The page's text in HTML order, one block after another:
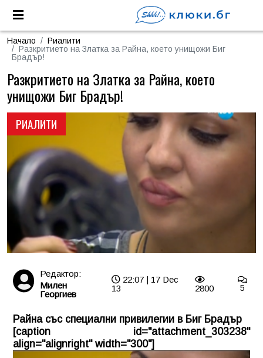
Начало
Риалити
Разкритието на Златка за Райна, което унищожи Биг
Брадър!
РИАЛИТИ
Разкритието на Златка за Райна, което
унищожи Биг Брадър!
Редактор:
Милен
Георгиев
22:07 | 17 Dec
13
2800 5
Райна със специални привилегии в Биг Брадър
[caption id="attachment_303238"
align="alignright" width="300"]